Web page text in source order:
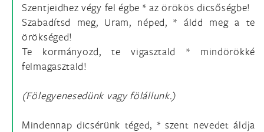
Szentjeidhez végy fel égbe * az örökös dicsőségbe!
Szabadítsd meg, Uram, néped, * áldd meg a te
örökséged!
Te kormányozd, te vigasztald * mindörökké
felmagasztald!
(Fölegyenesedünk vagy fölállunk.)
Mindennap dicsérünk téged, * szent nevedet áldja